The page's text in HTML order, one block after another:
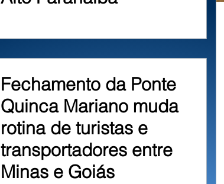
Fechamento da Ponte
Quinca Mariano muda
rotina de turistas e
transportadores entre
Minas e Goiás